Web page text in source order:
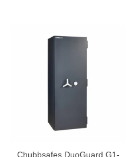
Chubbsafes DuoGuard G1-